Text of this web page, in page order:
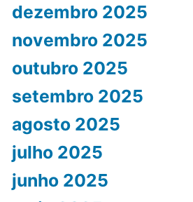
dezembro 2025
novembro 2025
outubro 2025
setembro 2025
agosto 2025
julho 2025
junho 2025